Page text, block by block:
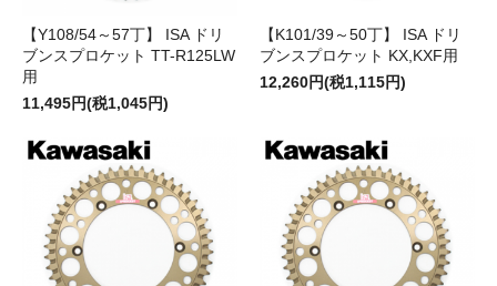
【Y108/54～57丁】 ISA ドリ
ブンスプロケット TT-R125LW
用
11,495円(税1,045円)
【K101/39～50丁】 ISA ドリ
ブンスプロケット KX,KXF用
12,260円(税1,115円)